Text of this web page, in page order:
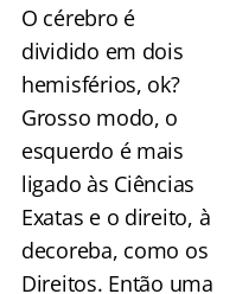
O cérebro é
dividido em dois
hemisférios, ok?
Grosso modo, o
esquerdo é mais
ligado às Ciências
Exatas e o direito, à
decoreba, como os
Direitos. Então uma